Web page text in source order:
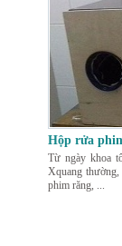
Hộp rửa
Từ ngày khoa
Xquang
phim răng,